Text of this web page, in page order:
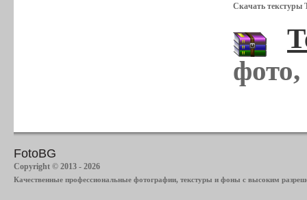
Скачать текстуры
FotoBG
Copyright © 2013 - 2026
Качественные профессиональные фотографии, текстуры и фоны с высоким